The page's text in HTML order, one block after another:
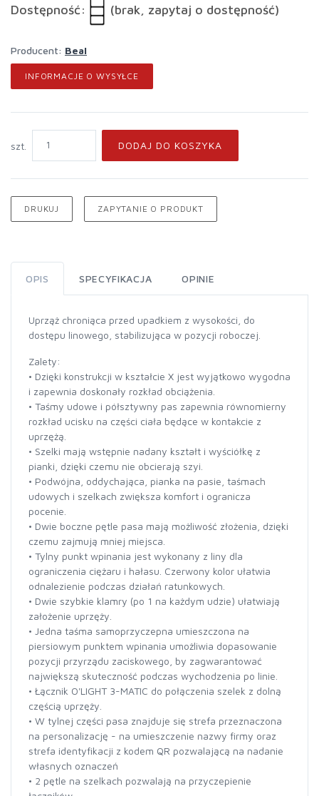
Dostępność: (brak, zapytaj o dostępność)
Producent: Beal
INFORMACJE O WYSYŁCE
szt. DODAJ DO KOSZYKA
DRUKUJ ZAPYTANIE O PRODUKT
OPIS SPECYFIKACJA OPINIE
Uprząż chroniąca przed upadkiem z wysokości, do
dostępu linowego, stabilizująca w pozycji roboczej.
Zalety:
• Dzięki konstrukcji w kształcie X jest wyjątkowo wygodna
i zapewnia doskonały rozkład obciążenia.
• Taśmy udowe i półsztywny pas zapewnia równomierny
rozkład ucisku na części ciała będące w kontakcie z
uprzężą.
• Szelki mają wstępnie nadany kształt i wyściółkę z
pianki, dzięki czemu nie obcierają szyi.
• Podwójna, oddychająca, pianka na pasie, taśmach
udowych i szelkach zwiększa komfort i ogranicza
pocenie.
• Dwie boczne pętle pasa mają możliwość złożenia, dzięki
czemu zajmują mniej miejsca.
• Tylny punkt wpinania jest wykonany z liny dla
ograniczenia ciężaru i hałasu. Czerwony kolor ułatwia
odnalezienie podczas działań ratunkowych.
• Dwie szybkie klamry (po 1 na każdym udzie) ułatwiają
założenie uprzęży.
• Jedna taśma samoprzyczepna umieszczona na
piersiowym punktem wpinania umożliwia dopasowanie
pozycji przyrządu zaciskowego, by zagwarantować
największą skuteczność podczas wychodzenia po linie.
• Łącznik O'LIGHT 3-MATIC do połączenia szelek z dolną
częścią uprzęży.
• W tylnej części pasa znajduje się strefa przeznaczona
na personalizację - na umieszczenie nazwy firmy oraz
strefa identyfikacji z kodem QR pozwalającą na nadanie
własnych oznaczeń
• 2 pętle na szelkach pozwalają na przyczepienie